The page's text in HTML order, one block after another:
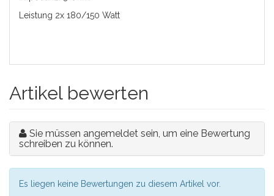
Leistung 2x 180/150 Watt
Artikel bewerten
Sie müssen angemeldet sein, um eine Bewertung
schreiben zu können.
Es liegen keine Bewertungen zu diesem Artikel vor.